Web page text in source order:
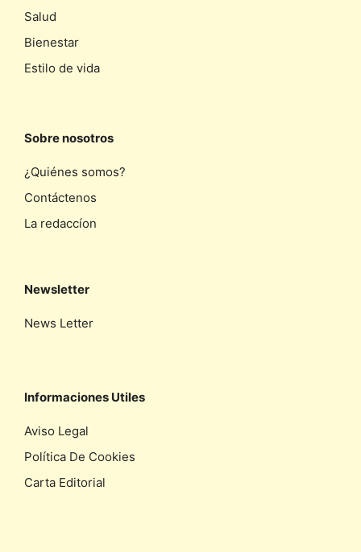
Salud
Bienestar
Estilo de vida
Sobre nosotros
¿Quiénes somos?
Contáctenos
La redaccíon
Newsletter
News Letter
Informaciones Utiles
Aviso Legal
Política De Cookies
Carta Editorial